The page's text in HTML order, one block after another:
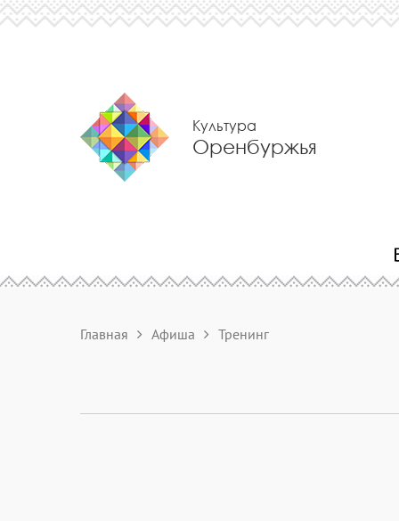
Культура
Оренбуржья
Главная Афиша Тренинг